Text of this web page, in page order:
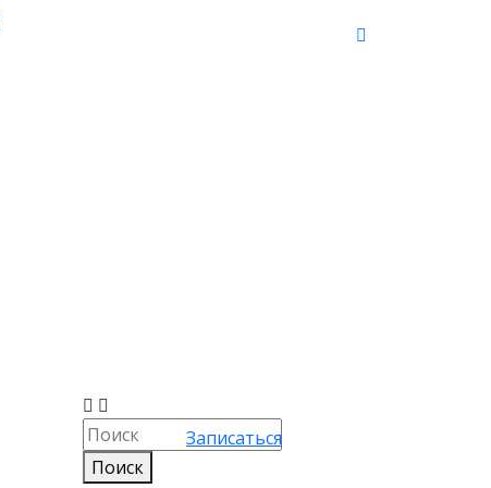
Поиск
Записаться